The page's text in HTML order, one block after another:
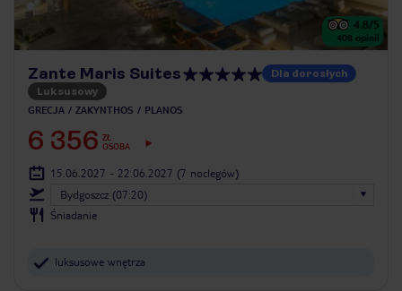
4.8/5
408 opinii
Zante Maris Suites
Dla dorosłych
Luksusowy
GRECJA ZAKYNTHOS PLANOS
6 356 ZŁ
OSOBA
15.06.2027 - 22.06.2027 (7 noclegów)
Bydgoszcz (07:20)
Śniadanie
luksusowe wnętrza